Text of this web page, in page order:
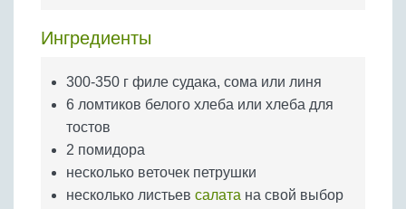
Яйца
Ингредиенты
300-350 г филе судака, сома или линя
6 ломтиков белого хлеба или хлеба для
тостов
2 помидора
несколько веточек петрушки
несколько листьев салата на свой выбор